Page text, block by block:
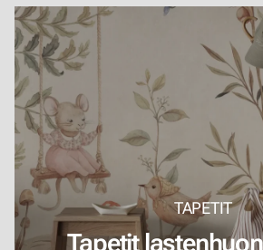
TAPETIT
Tapetit